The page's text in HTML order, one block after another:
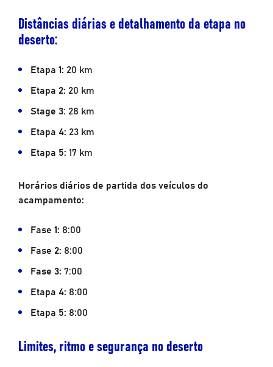
Distâncias diárias e detalhamento da etapa no
deserto:
Etapa 1: 20 km
Etapa 2: 20 km
Stage 3: 28 km
Etapa 4: 23 km
Etapa 5: 17 km
Horários diários de partida dos veículos do
acampamento:
Fase 1: 8:00
Fase 2: 8:00
Fase 3: 7:00
Etapa 4: 8:00
Etapa 5: 8:00
Limites, ritmo e segurança no deserto